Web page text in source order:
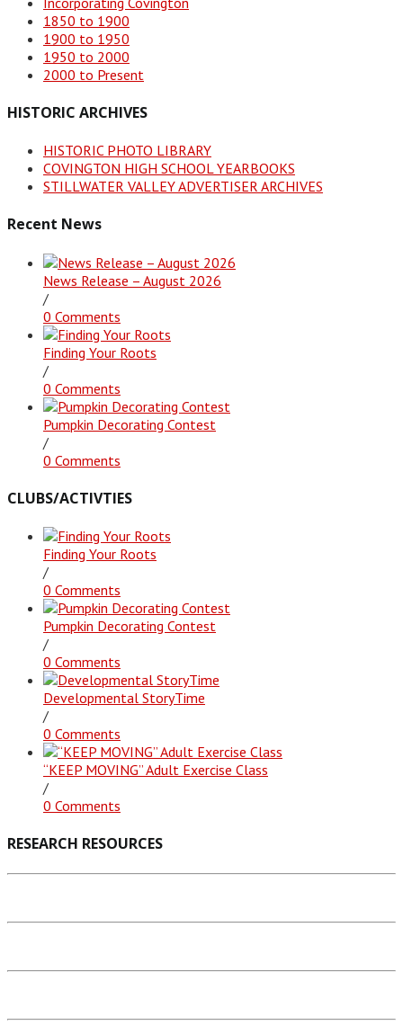
1850 to 1900
1900 to 1950
1950 to 2000
2000 to Present
HISTORIC ARCHIVES
HISTORIC PHOTO LIBRARY
COVINGTON HIGH SCHOOL YEARBOOKS
STILLWATER VALLEY ADVERTISER ARCHIVES
Recent News
News Release – August 2026
/
0 Comments
Finding Your Roots
/
0 Comments
Pumpkin Decorating Contest
/
0 Comments
CLUBS/ACTIVTIES
Finding Your Roots
/
0 Comments
Pumpkin Decorating Contest
/
0 Comments
Developmental StoryTime
/
0 Comments
“KEEP MOVING” Adult Exercise Class
/
0 Comments
RESEARCH RESOURCES